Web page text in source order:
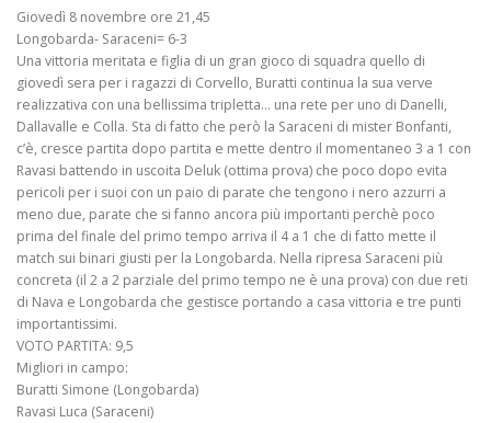
Giovedì 8 novembre ore 21,45
Longobarda- Saraceni= 6-3
Una vittoria meritata e figlia di un gran gioco di squadra quello di
giovedì sera per i ragazzi di Corvello, Buratti continua la sua verve
realizzativa con una bellissima tripletta… una rete per uno di Danelli,
Dallavalle e Colla. Sta di fatto che però la Saraceni di mister Bonfanti,
c’è, cresce partita dopo partita e mette dentro il momentaneo 3 a 1 con
Ravasi battendo in uscoita Deluk (ottima prova) che poco dopo evita
pericoli per i suoi con un paio di parate che tengono i nero azzurri a
meno due, parate che si fanno ancora più importanti perchè poco
prima del finale del primo tempo arriva il 4 a 1 che di fatto mette il
match sui binari giusti per la Longobarda. Nella ripresa Saraceni più
concreta (il 2 a 2 parziale del primo tempo ne è una prova) con due reti
di Nava e Longobarda che gestisce portando a casa vittoria e tre punti
importantissimi.
VOTO PARTITA: 9,5
Migliori in campo:
Buratti Simone (Longobarda)
Ravasi Luca (Saraceni)